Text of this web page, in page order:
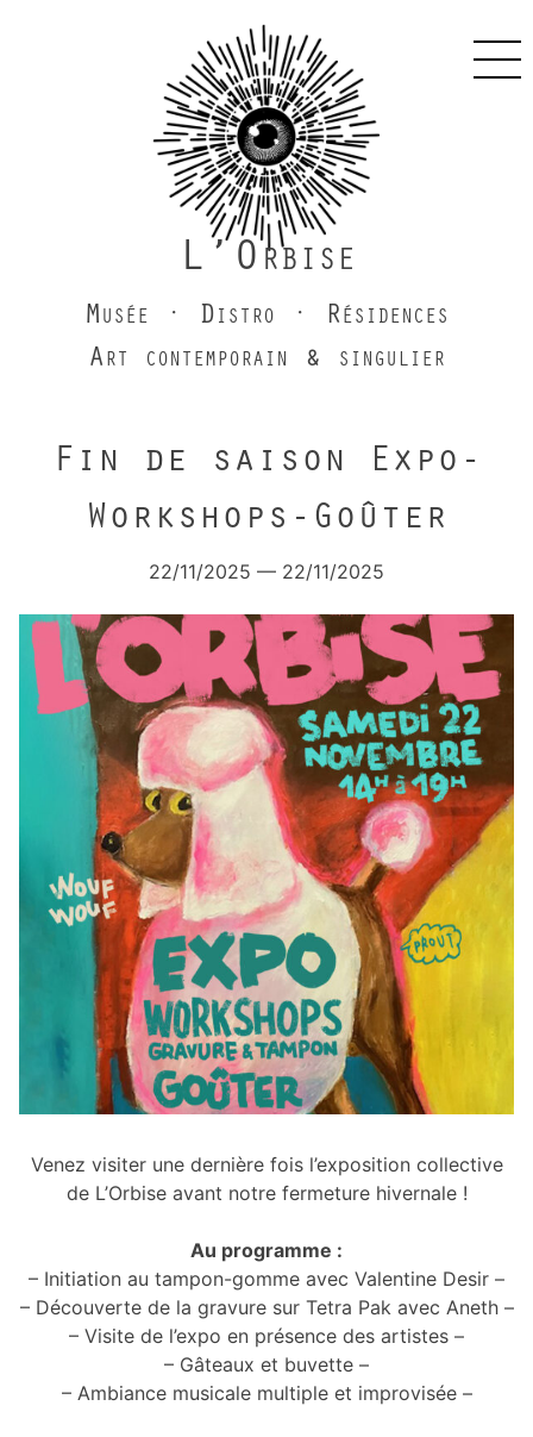
L’Orbise
Musée · Distro · Résidences
Art contemporain & singulier
Fin de saison Expo-
Workshops-Goûter
22/11/2025 — 22/11/2025
Venez visiter une dernière fois l’exposition collective
de L’Orbise avant notre fermeture hivernale !
Au programme :
– Initiation au tampon-gomme avec Valentine Desir –
– Découverte de la gravure sur Tetra Pak avec Aneth –
– Visite de l’expo en présence des artistes –
– Gâteaux et buvette –
– Ambiance musicale multiple et improvisée –